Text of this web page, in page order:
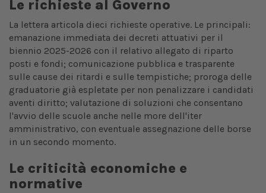
Le richieste al Governo
La lettera articola dieci richieste operative. Le principali:
emanazione immediata dei decreti attuativi per il
biennio 2025-2026 con il relativo allegato di riparto
posti e fondi; comunicazione pubblica e trasparente
sulle cause dei ritardi e sulle tempistiche; proroga delle
graduatorie già espletate per non penalizzare i candidati
aventi diritto; valutazione di soluzioni che consentano
l'avvio delle scuole anche nelle more dell'iter
amministrativo, con eventuale assegnazione delle borse
in un secondo momento.
Le criticità economiche e
normative